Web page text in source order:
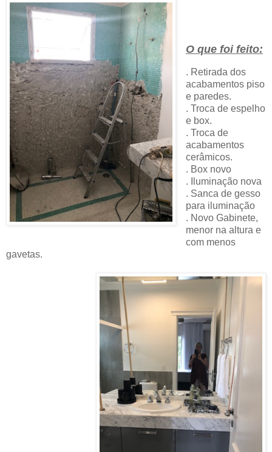
O que foi feito:
. Retirada dos
acabamentos piso
e paredes.
. Troca de espelho
e box.
. Troca de
acabamentos
cerâmicos.
. Box novo
. Iluminação nova
. Sanca de gesso
para iluminação
. Novo Gabinete,
menor na altura e
com menos
gavetas.